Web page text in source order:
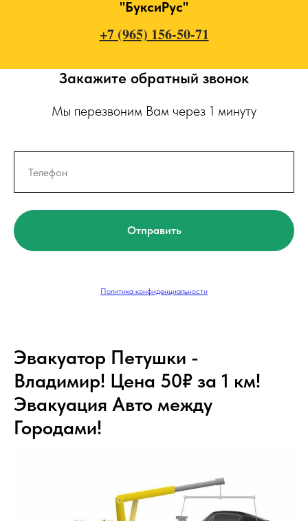
"БуксиРус"
+7 (965) 156-50-71
Закажите обратный звонок
Мы перезвоним Вам через 1 минуту
Отправить
Политика конфиденциальности
Эвакуатор Петушки -
Владимир! Цена 50₽ за 1 км!
Эвакуация Авто между
Городами!